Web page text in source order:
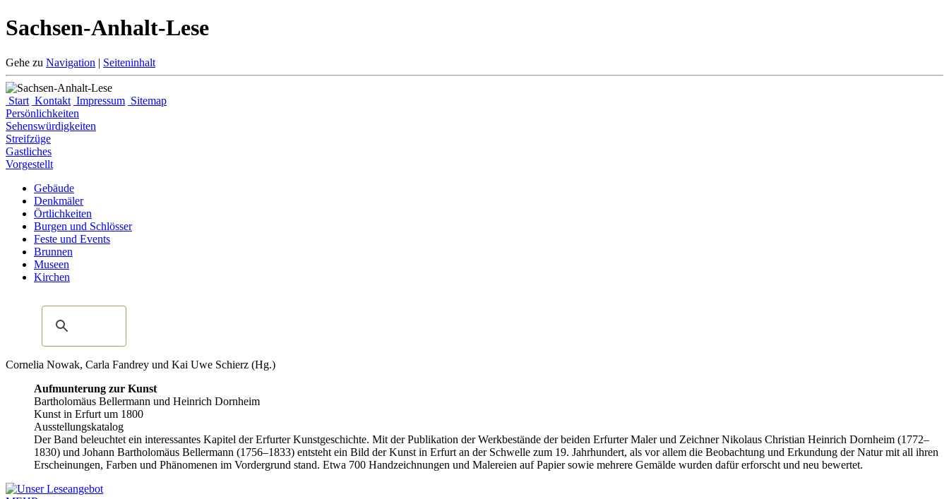
Sachsen-Anhalt-Lese
Gehe zu Navigation | Seiteninhalt
Start Kontakt Impressum Sitemap
Persönlichkeiten
Sehenswürdigkeiten
Streifzüge
Gastliches
Vorgestellt
Gebäude
Denkmäler
Örtlichkeiten
Burgen und Schlösser
Feste und Events
Brunnen
Museen
Kirchen
Cornelia Nowak, Carla Fandrey und Kai Uwe Schierz (Hg.)
Aufmunterung zur Kunst
Bartholomäus Bellermann und Heinrich Dornheim
Kunst in Erfurt um 1800
Ausstellungskatalog
Der Band beleuchtet ein interessantes Kapitel der Erfurter Kunstgeschichte. Mit der Publikation der Werkbestände der beiden Erfurter Maler und Zeichner Nikolaus Christian Heinrich Dornheim (1772–
1830) und Johann Bartholomäus Bellermann (1756–1833) entsteht ein Bild der Kunst in Erfurt an der Schwelle zum 19. Jahrhundert, als vor allem die Beobachtung und Erkundung der Natur mit all ihren
Erscheinungen, Farben und Phänomenen im Vordergrund stand. Etwa 700 Handzeichnungen und Malereien auf Papier sowie mehrere Gemälde wurden dafür erforscht und neu bewertet.